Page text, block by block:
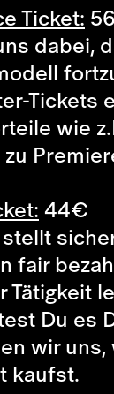
Ticket: 56
dabei,
Tickets
wie
44€
fair
Tätigkeit
Du es
wir uns,
kaufst.